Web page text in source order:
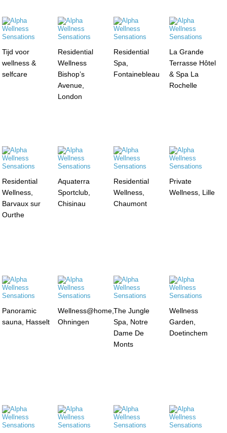
Tijd voor
wellness &
selfcare
Residential
Wellness
Bishop’s
Avenue,
London
Residential
Spa,
Fontainebleau
La Grande
Terrasse Hôtel
& Spa La
Rochelle
Residential
Wellness,
Barvaux sur
Ourthe
Aquaterra
Sportclub,
Chisinau
Residential
Wellness,
Chaumont
Private
Wellness, Lille
Panoramic
sauna, Hasselt
Wellness@home,
Ohningen
The Jungle
Spa, Notre
Dame De
Monts
Wellness
Garden,
Doetinchem